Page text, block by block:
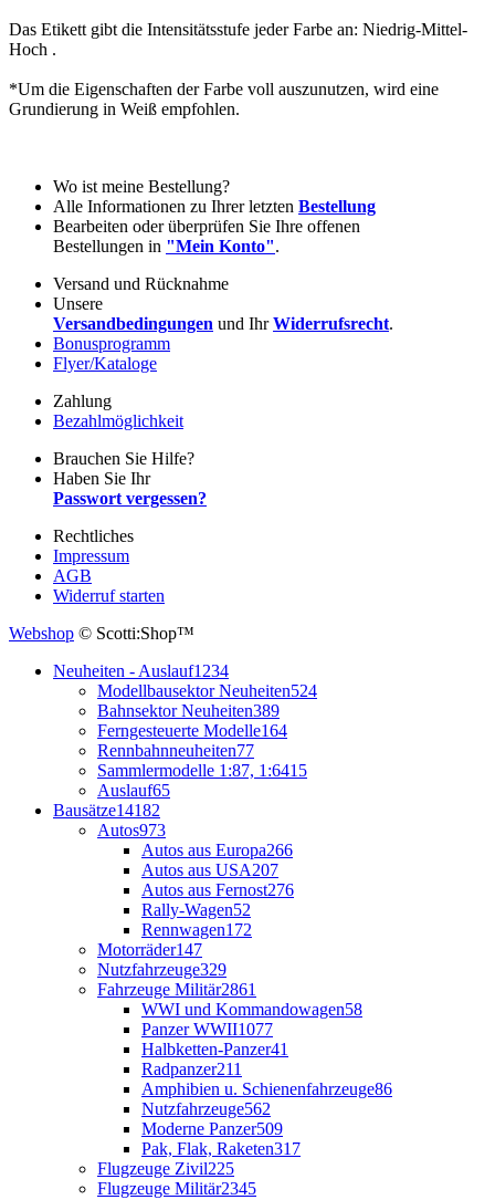
Das Etikett gibt die Intensitätsstufe jeder Farbe an: Niedrig-Mittel-
Hoch .
*Um die Eigenschaften der Farbe voll auszunutzen, wird eine
Grundierung in Weiß empfohlen.
Wo ist meine Bestellung?
Alle Informationen zu Ihrer letzten Bestellung
Bearbeiten oder überprüfen Sie Ihre offenen
Bestellungen in "Mein Konto".
Versand und Rücknahme
Unsere
Versandbedingungen und IhrWiderrufsrecht.
Bonusprogramm
Flyer/Kataloge
Zahlung
Bezahlmöglichkeit
Brauchen Sie Hilfe?
Haben Sie Ihr
Passwort vergessen?
Rechtliches
Impressum
AGB
Widerruf starten
Webshop © Scotti:Shop™
Neuheiten - Auslauf1234
Modellbausektor Neuheiten524
Bahnsektor Neuheiten389
Ferngesteuerte Modelle164
Rennbahnneuheiten77
Sammlermodelle 1:87, 1:6415
Auslauf65
Bausätze14182
Autos973
Autos aus Europa266
Autos aus USA207
Autos aus Fernost276
Rally-Wagen52
Rennwagen172
Motorräder147
Nutzfahrzeuge329
Fahrzeuge Militär2861
WWI und Kommandowagen58
Panzer WWII1077
Halbketten-Panzer41
Radpanzer211
Amphibien u. Schienenfahrzeuge86
Nutzfahrzeuge562
Moderne Panzer509
Pak, Flak, Raketen317
Flugzeuge Zivil225
Flugzeuge Militär2345